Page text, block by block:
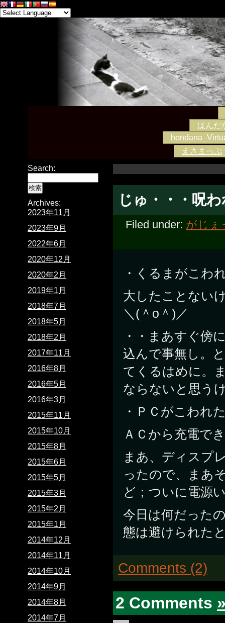
ほんだ
hondana -
えさまっぷ
じゅ・・・呪
Filed under: がじぇ
・くるまがこわ
大したことない
＼(＾o＾)／
・・まあすぐ傍
込んで事無し。
てくるはめに。
ならないと思う
・ＰＣがこわれ
ＡＣから充電で
まあ、ディスプ
ったので、まあ
ど；ついに電源
今日は何だった
態は避けられた
Comments (2)
2 Comments
Search:
Archives:
2023年11月
2023年9月
2022年6月
2020年12月
2020年2月
2019年1月
2018年7月
2018年5月
2018年2月
2017年11月
2016年8月
2016年5月
2016年3月
2015年11月
2015年10月
2015年8月
2015年6月
2015年5月
2015年3月
2015年2月
2015年1月
2014年12月
2014年11月
2014年10月
2014年9月
2014年8月
2014年7月